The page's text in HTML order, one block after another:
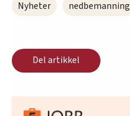
Nyheter nedbemanning
Del artikkel